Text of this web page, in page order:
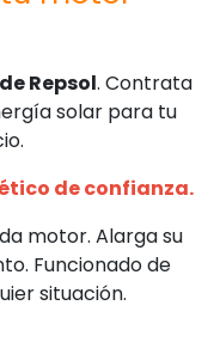
Repsol. Contrata
solar para tu
de confianza.
motor. Alarga su
Funcionado de
situación.